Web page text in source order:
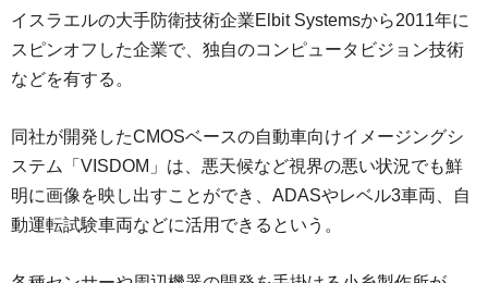
イスラエルの大手防衛技術企業Elbit Systemsから2011年に
スピンオフした企業で、独自のコンピュータビジョン技術
などを有する。
同社が開発したCMOSベースの自動車向けイメージングシ
ステム「VISDOM」は、悪天候など視界の悪い状況でも鮮
明に画像を映し出すことができ、ADASやレベル3車両、自
動運転試験車両などに活用できるという。